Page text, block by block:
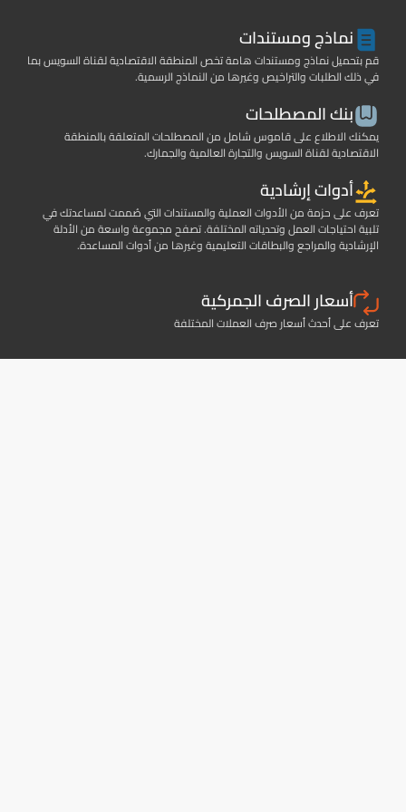
نماذج ومستندات
قم بتحميل نماذج ومستندات هامة تخص المنطقة الاقتصادية لقناة السويس بما
في ذلك الطلبات والتراخيص وغيرها من النماذج الرسمية.
بنك المصطلحات
يمكنك الاطلاع على قاموس شامل من المصطلحات المتعلقة بالمنطقة
الاقتصادية لقناة السويس والتجارة العالمية والجمارك.
أدوات إرشادية
تعرف على حزمة من الأدوات العملية والمستندات التي صُممت لمساعدتك في
تلبية احتياجات العمل وتحدياته المختلفة. تصفح مجموعة واسعة من الأدلة
الإرشادية والمراجع والبطاقات التعليمية وغيرها من أدوات المساعدة.
أسعار الصرف الجمركية
تعرف على أحدث أسعار صرف العملات المختلفة